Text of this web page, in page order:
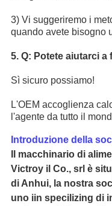
3) Vi suggeriremo i
quando avete bisogno
5. Q: Potete aiutarci
Sì sicuro possiamo!
L'OEM accoglienza
l'agente da tutto il
Introduzione della
Il macchinario di
Victroy il Co., srl è
di Anhui, la nostra
uno iin specilizing di